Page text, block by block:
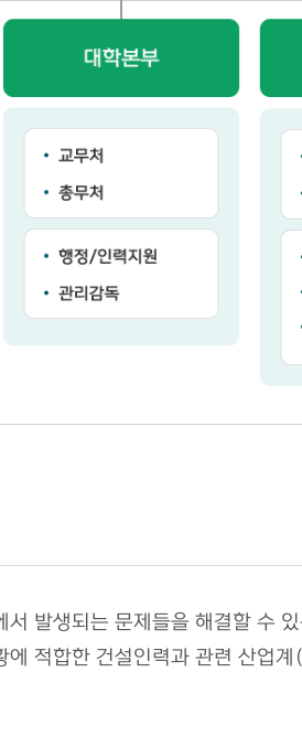
발생되는 문제들을 해결할 수
적합한 건설인력과 관련 산업